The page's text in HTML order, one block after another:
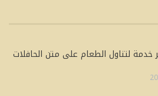
خدمة لتناول الطعام على متن الحافلات